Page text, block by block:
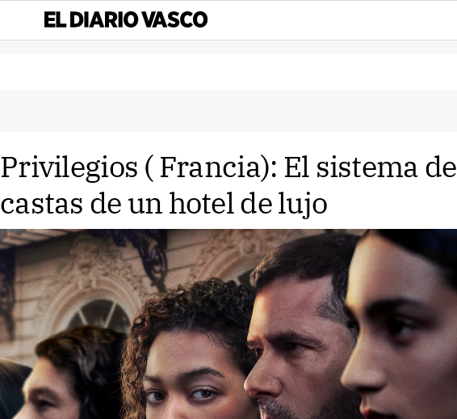
Privilegios ( Francia): El sistema de
castas de un hotel de lujo